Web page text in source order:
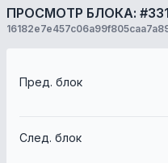
ПРОСМОТР БЛОКА:
Пред. блок
След. блок